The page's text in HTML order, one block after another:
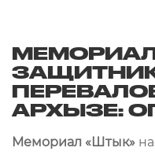
АРХЫЗЕ:
Мемориал «Штык»